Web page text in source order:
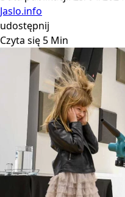
Jaslo.info
udostępnij
Czyta się 5 Min